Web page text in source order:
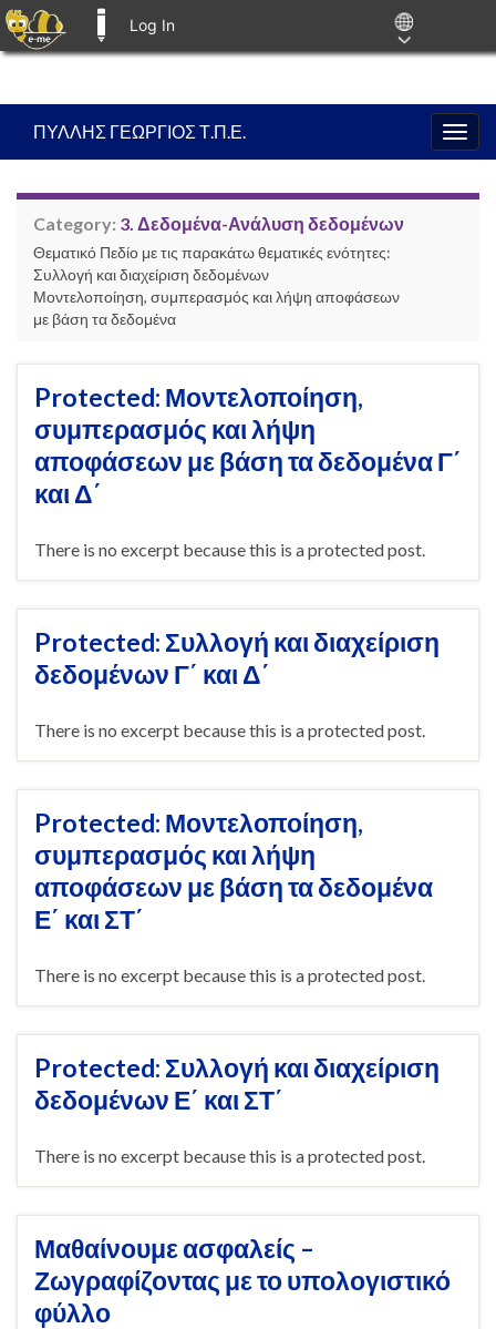
Log In
ΠΥΛΛΗΣ ΓΕΩΡΓΙΟΣ Τ.Π.Ε.
Category: 3. Δεδομένα-Ανάλυση δεδομένων
Θεματικό Πεδίο με τις παρακάτω θεματικές ενότητες:
Συλλογή και διαχείριση δεδομένων
Μοντελοποίηση, συμπερασμός και λήψη αποφάσεων
με βάση τα δεδομένα
Protected: Μοντελοποίηση,
συμπερασμός και λήψη
αποφάσεων με βάση τα δεδομένα Γ΄
και Δ΄
There is no excerpt because this is a protected post.
Protected: Συλλογή και διαχείριση
δεδομένων Γ΄ και Δ΄
There is no excerpt because this is a protected post.
Protected: Μοντελοποίηση,
συμπερασμός και λήψη
αποφάσεων με βάση τα δεδομένα
Ε΄ και ΣΤ΄
There is no excerpt because this is a protected post.
Protected: Συλλογή και διαχείριση
δεδομένων Ε΄ και ΣΤ΄
There is no excerpt because this is a protected post.
Μαθαίνουμε ασφαλείς –
Ζωγραφίζοντας με το υπολογιστικό
φύλλο